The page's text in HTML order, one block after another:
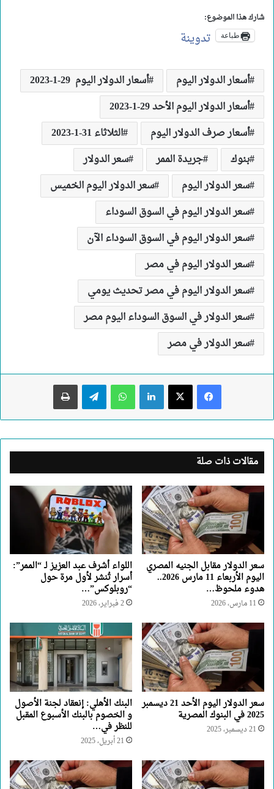
شارك هذا الموضوع:
طباعة تدوينة
أسعار الدولار اليوم
أسعار الدولار اليوم 29-1-2023
أسعار الدولار اليوم الأحد 29-1-2023
أسعار صرف الدولار اليوم
الثلاثاء 31-1-2023
بنوك
جريدة الممر
سعر الدولار
سعر الدولار اليوم
سعر الدولار اليوم الخميس
سعر الدولار اليوم في السوق السوداء
سعر الدولار اليوم في السوق السوداء الآن
سعر الدولار اليوم في مصر
سعر الدولار اليوم في مصر تحديث يومي
سعر الدولار في السوق السوداء اليوم مصر
سعر الدولار في مصر
لينكدإن واتساب تيلقرام طباعة
مقالات ذات صلة
سعر الدولار مقابل الجنيه المصري
اليوم الأربعاء 11 مارس 2026..
هدوء ملحوظ…
11 مارس، 2026
اللواء أشرف عبد العزيز لـ “الممر”:
أسرار تُنشر لأول مرة حول
“روبلوكس”…
2 فبراير، 2026
سعر الدولار اليوم الأحد 21 ديسمبر
2025 في البنوك المصرية
21 ديسمبر، 2025
البنك الأهلي: إنعقاد لجنة الأصول
و الخصوم بالبنك الأسبوع المقبل
للنظر في…
21 أبريل، 2025